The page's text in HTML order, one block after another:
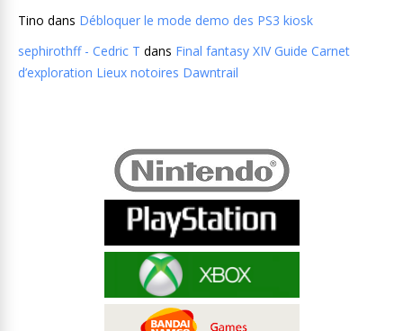
Tino dans Débloquer le mode demo des PS3 kiosk
sephirothff - Cedric T dans Final fantasy XIV Guide Carnet
d’exploration Lieux notoires Dawntrail